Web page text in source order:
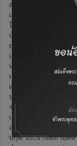
สำนักงานคณะกรรมก
เพื่อร่วมรับฟังข้อเสน
ใกล้ชิด โดยรัฐบาลตั้ง
นำข้อเสนอและความ
ย่างเป็นรูปธรรม ในต
เอกชน คือ ความสำเ
หารืออย่างเต็มที่ โดย
เอกชนชั้นนำของไทย
แนวคิด และข้อมูลที่ไ
ประโยชน์สูงสุดแก่ปร
จากผู้บริหารระดับสูง
เสนอแนะจากผู้บริหา
อุตสาหกรรมสำคัญ
นุกูล ประธานสภาอุต